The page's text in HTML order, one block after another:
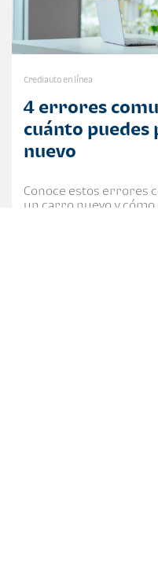
Crediauto en línea
4 errores
cuánto
nuevo
Conoce estos errores
un carro nuevo y